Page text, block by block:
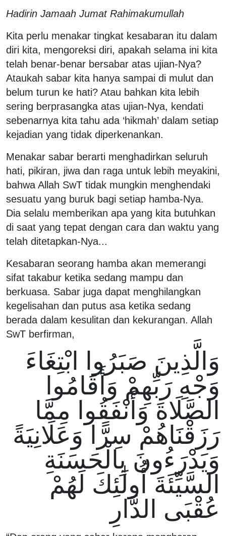
Hadirin Jamaah Jumat Rahimakumullah
Kita perlu menakar tingkat kesabaran itu dalam
diri kita, mengoreksi diri, apakah selama ini kita
telah benar-benar bersabar atas ujian-Nya?
Ataukah sabar kita hanya sampai di mulut dan
belum turun ke hati? Atau bahkan kita lebih
sering berprasangka atas ujian-Nya, kendati
sebenarnya kita tahu ada ‘hikmah’ dalam setiap
kejadian yang tidak diperkenankan.
Menakar sabar berarti menghadirkan seluruh
hati, pikiran, jiwa dan raga untuk lebih meyakini,
bahwa Allah SwT tidak mungkin menghendaki
sesuatu yang buruk bagi setiap hamba-Nya.
Dia selalu memberikan apa yang kita butuhkan
di saat yang tepat dengan cara dan waktu yang
telah ditetapkan-Nya...
Kesabaran seorang hamba akan memerangi
sifat takabur ketika sedang mampu dan
berkuasa. Sabar juga dapat menghilangkan
kegelisahan dan putus asa ketika sedang
berada dalam kesulitan dan kekurangan. Allah
SwT berfirman,
وَالَّذِينَ صَبَرُوا ابْتِغَاءَ
وَجْهِ رَبِّهِمْ وَأَقَامُوا
الصَّلَاةَ وَأَنْفَقُوا مِمَّا
رَزَقْنَاهُمْ سِرًّا وَعَلَانِيَةً
وَيَدْرَءُونَ بِالْحَسَنَةِ
السَّيِّئَةَ أُولَٰئِكَ لَهُمْ
عُقْبَى الدَّارِ